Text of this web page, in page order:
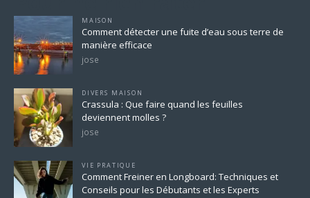
MAISON
Comment détecter une fuite d’eau sous terre de
manière efficace
jose
DIVERS MAISON
Crassula : Que faire quand les feuilles
deviennent molles ?
jose
VIE PRATIQUE
Comment Freiner en Longboard: Techniques et
Conseils pour les Débutants et les Experts